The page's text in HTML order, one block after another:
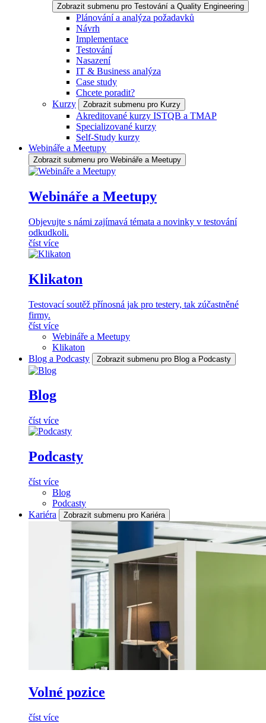
Zobrazit submenu pro Testování a Quality Engineering
Plánování a analýza požadavků
Návrh
Implementace
Testování
Nasazení
IT & Business analýza
Case study
Chcete poradit?
Kurzy
Zobrazit submenu pro Kurzy
Akreditované kurzy ISTQB a TMAP
Specializované kurzy
Self-Study kurzy
Webináře a Meetupy
Zobrazit submenu pro Webináře a Meetupy
Webináře a Meetupy
Objevujte s námi zajímavá témata a novinky v testování
odkudkoli.
číst více
Klikaton
Testovací soutěž přínosná jak pro testery, tak zúčastněné
firmy.
číst více
Webináře a Meetupy
Klikaton
Blog a Podcasty
Zobrazit submenu pro Blog a Podcasty
Blog
číst více
Podcasty
číst více
Blog
Podcasty
Kariéra
Zobrazit submenu pro Kariéra
Volné pozice
číst více